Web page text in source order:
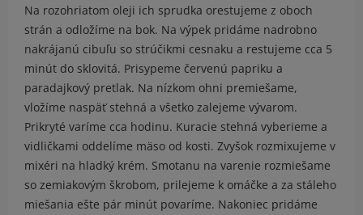
Na rozohriatom oleji ich sprudka orestujeme z oboch
strán a odložíme na bok. Na výpek pridáme nadrobno
nakrájanú cibuľu so strúčikmi cesnaku a restujeme cca 5
minút do sklovitá. Prisypeme červenú papriku a
paradajkový pretlak. Na nízkom ohni premiešame,
vložíme naspäť stehná a všetko zalejeme vývarom.
Prikryté varíme cca hodinu. Kuracie stehná vyberieme a
vidličkami oddelíme mäso od kosti. Zvyšok rozmixujeme v
mixéri na hladký krém. Smotanu na varenie rozmiešame
so zemiakovým škrobom, prilejeme k omáčke a za stáleho
miešania ešte pár minút povaríme. Nakoniec pridáme